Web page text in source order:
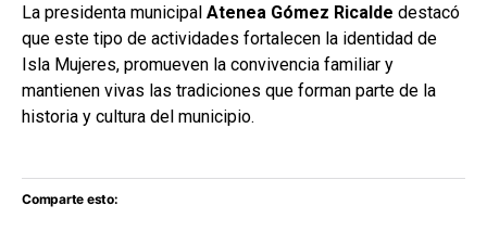
La presidenta municipal Atenea Gómez Ricalde destacó
que este tipo de actividades fortalecen la identidad de
Isla Mujeres, promueven la convivencia familiar y
mantienen vivas las tradiciones que forman parte de la
historia y cultura del municipio.
Comparte esto: